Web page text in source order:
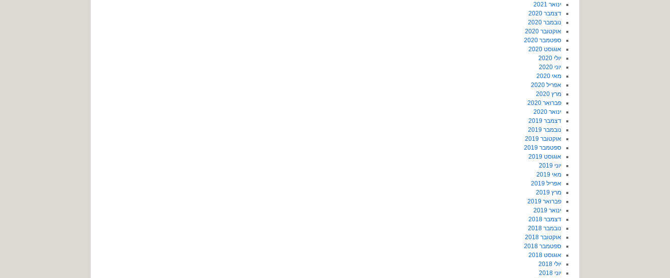
ינואר 2021
דצמבר 2020
נובמבר 2020
אוקטובר 2020
ספטמבר 2020
אוגוסט 2020
יולי 2020
יוני 2020
מאי 2020
אפריל 2020
מרץ 2020
פברואר 2020
ינואר 2020
דצמבר 2019
נובמבר 2019
אוקטובר 2019
ספטמבר 2019
אוגוסט 2019
יוני 2019
מאי 2019
אפריל 2019
מרץ 2019
פברואר 2019
ינואר 2019
דצמבר 2018
נובמבר 2018
אוקטובר 2018
ספטמבר 2018
אוגוסט 2018
יולי 2018
יוני 2018